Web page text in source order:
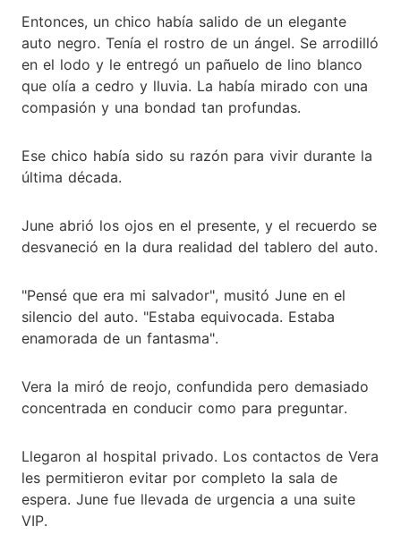
Entonces, un chico había salido de un elegante
auto negro. Tenía el rostro de un ángel. Se arrodilló
en el lodo y le entregó un pañuelo de lino blanco
que olía a cedro y lluvia. La había mirado con una
compasión y una bondad tan profundas.
Ese chico había sido su razón para vivir durante la
última década.
June abrió los ojos en el presente, y el recuerdo se
desvaneció en la dura realidad del tablero del auto.
"Pensé que era mi salvador", musitó June en el
silencio del auto. "Estaba equivocada. Estaba
enamorada de un fantasma".
Vera la miró de reojo, confundida pero demasiado
concentrada en conducir como para preguntar.
Llegaron al hospital privado. Los contactos de Vera
les permitieron evitar por completo la sala de
espera. June fue llevada de urgencia a una suite
VIP.